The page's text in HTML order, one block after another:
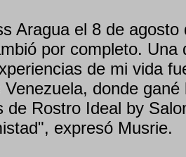
Aragua el 8 de agosto
por completo. Una
de mi vida
Venezuela, donde gané
de Rostro Ideal by
expresó Musrie.